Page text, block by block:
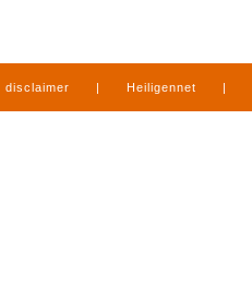
disclaimer | Heiligennet |